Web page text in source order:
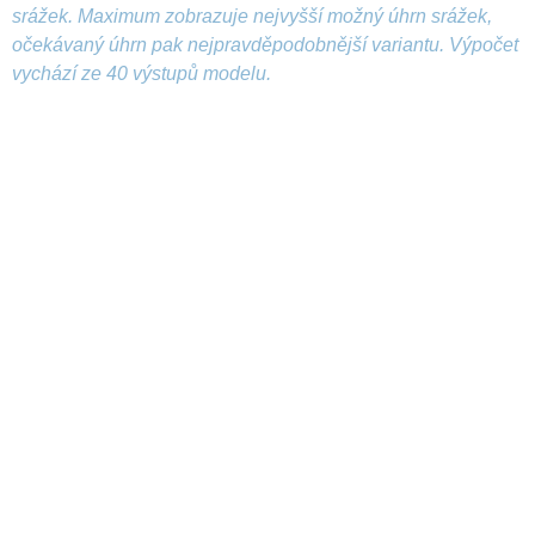
srážek. Maximum zobrazuje nejvyšší možný úhrn srážek,
očekávaný úhrn pak nejpravděpodobnější variantu. Výpočet
vychází ze 40 výstupů modelu.